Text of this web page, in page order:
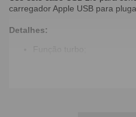
carregador Apple USB para
Detalhes: